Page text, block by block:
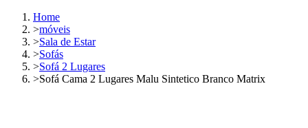
Home
>móveis
>Sala de Estar
>Sofás
>Sofá 2 Lugares
>Sofá Cama 2 Lugares Malu Sintetico Branco Matrix